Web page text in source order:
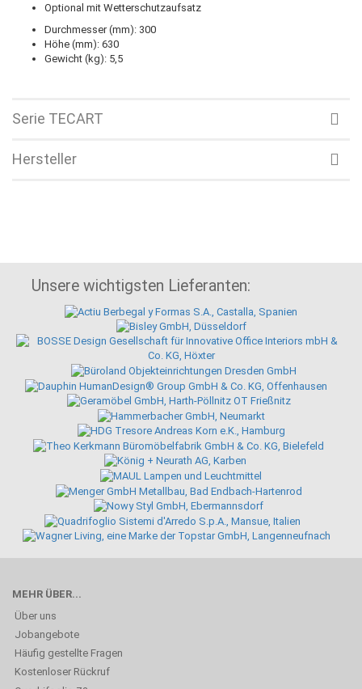
Optional mit Wetterschutzaufsatz
Durchmesser (mm): 300
Höhe (mm): 630
Gewicht (kg): 5,5
Serie TECART
Hersteller
Unsere wichtigsten Lieferanten:
MEHR ÜBER...
Über uns
Jobangebote
Häufig gestellte Fragen
Kostenloser Rückruf